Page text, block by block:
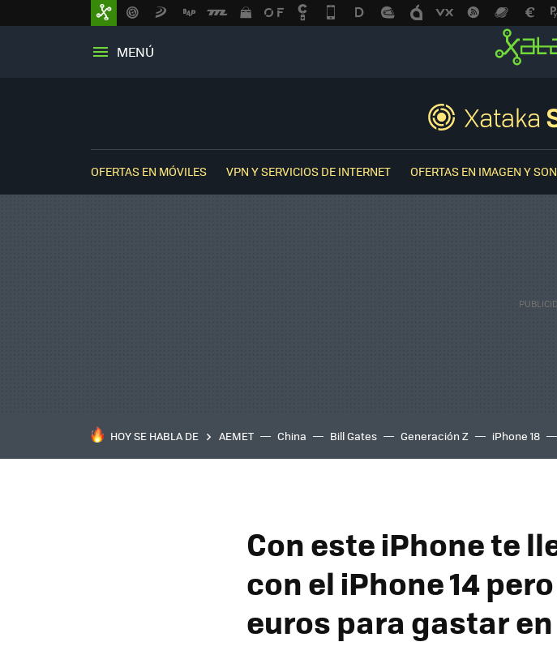
MENÚ
OFERTAS EN MÓVILES VPN Y SERVICIOS DE INTERNET OFERTAS EN IMAGEN Y
HOY SE HABLA DE AEMET China Bill Gates Generación Z iPhone 18
Con este iPhone te
con el iPhone 14
euros para gastar